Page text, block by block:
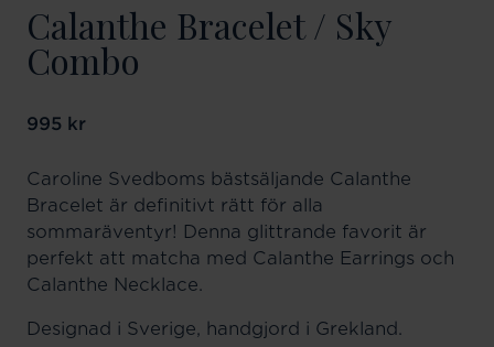
Calanthe Bracelet / Sky
Combo
Pris :995 kr
995 kr
Caroline Svedboms bästsäljande Calanthe
Bracelet är definitivt rätt för alla
sommaräventyr! Denna glittrande favorit är
perfekt att matcha med Calanthe Earrings och
Calanthe Necklace.
Designad i Sverige, handgjord i Grekland.